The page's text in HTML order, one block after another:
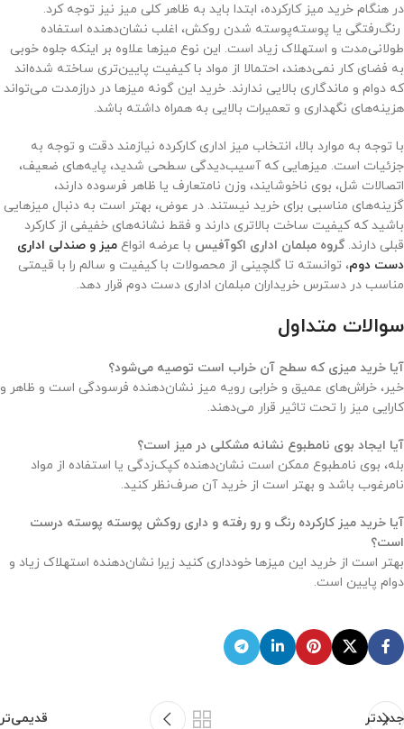
در هنگام خرید میز کارکرده، ابتدا باید به ظاهر کلی میز نیز توجه کرد.
رنگ‌رفتگی یا پوسته‌پوسته شدن روکش، اغلب نشان‌دهنده استفاده
طولانی‌مدت و استهلاک زیاد است. این نوع میزها علاوه بر اینکه جلوه خوبی
به فضای کار نمی‌دهند، احتمالا از مواد با کیفیت پایین‌تری ساخته شده‌اند
که دوام و ماندگاری بالایی ندارند. خرید این گونه میزها در درازمدت می‌تواند
هزینه‌های نگهداری و تعمیرات بالایی به همراه داشته باشد.
با توجه به موارد بالا، انتخاب میز اداری کارکرده نیازمند دقت و توجه به
جزئیات است. میزهایی که آسیب‌دیدگی سطحی شدید، پایه‌های ضعیف،
اتصالات شل، بوی ناخوشایند، وزن نامتعارف یا ظاهر فرسوده دارند،
گزینه‌های مناسبی برای خرید نیستند. در عوض، بهتر است به دنبال میزهایی
باشید که کیفیت ساخت بالاتری دارند و فقط نشانه‌های خفیفی از کارکرد
قبلی دارند.گروه مبلمان اداری اکوآفیس با عرضه انواع میز و صندلی اداری
دست دوم، توانسته تا گلچینی از محصولات با کیفیت و سالم را با قیمتی
مناسب در دسترس خریداران مبلمان اداری دست دوم قرار دهد.
سوالات متداول
آیا خرید میزی که سطح آن خراب است توصیه می‌شود؟
خیر، خراش‌های عمیق و خرابی رویه میز نشان‌دهنده فرسودگی است و ظاهر و
کارایی میز را تحت تاثیر قرار می‌دهند.
آیا ایجاد بوی نامطبوع نشانه مشکلی در میز است؟
بله، بوی نامطبوع ممکن است نشان‌دهنده کپک‌زدگی یا استفاده از مواد
نامرغوب باشد و بهتر است از خرید آن صرف‌نظر کنید.
آیا خرید میز کارکرده رنگ و رو رفته و داری روکش پوسته پوسته درست
است؟
بهتر است از خرید این میزها خودداری کنید زیرا نشان‌دهنده استهلاک زیاد و
دوام پایین است.
جدیدتر قدیمی‌تر